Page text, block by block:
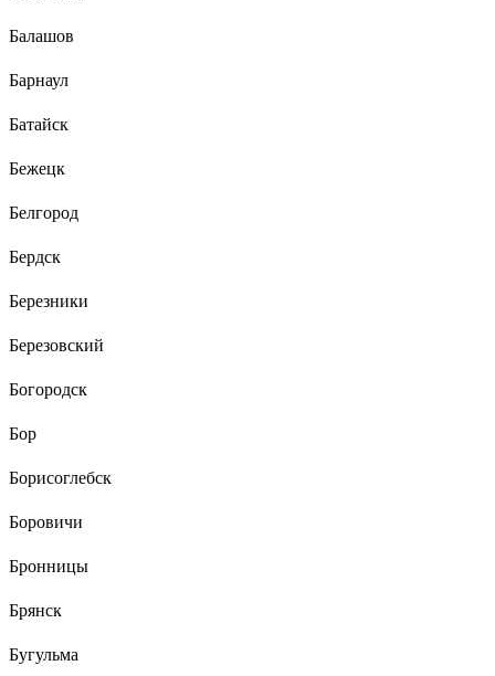
Балашов
Барнаул
Батайск
Бежецк
Белгород
Бердск
Березники
Березовский
Богородск
Бор
Борисоглебск
Боровичи
Бронницы
Брянск
Бугульма